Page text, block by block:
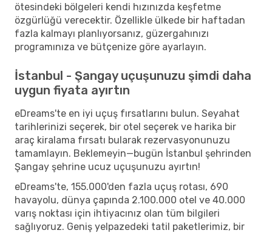
ötesindeki bölgeleri kendi hızınızda keşfetme
özgürlüğü verecektir. Özellikle ülkede bir haftadan
fazla kalmayı planlıyorsanız, güzergahınızı
programınıza ve bütçenize göre ayarlayın.
İstanbul - Şangay uçuşunuzu şimdi daha
uygun fiyata ayırtın
eDreams'te en iyi uçuş fırsatlarını bulun. Seyahat
tarihlerinizi seçerek, bir otel seçerek ve harika bir
araç kiralama fırsatı bularak rezervasyonunuzu
tamamlayın. Beklemeyin—bugün İstanbul şehrinden
Şangay şehrine ucuz uçuşunuzu ayırtın!
eDreams'te, 155.000'den fazla uçuş rotası, 690
havayolu, dünya çapında 2.100.000 otel ve 40.000
varış noktası için ihtiyacınız olan tüm bilgileri
sağlıyoruz. Geniş yelpazedeki tatil paketlerimiz, bir